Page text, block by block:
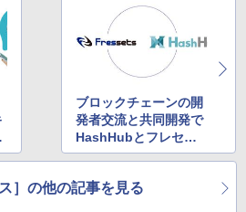
ブロックチェーンの開
発者交流と共同開発で
HashHubとフレセッ
ツが提携
］の他の記事を見る